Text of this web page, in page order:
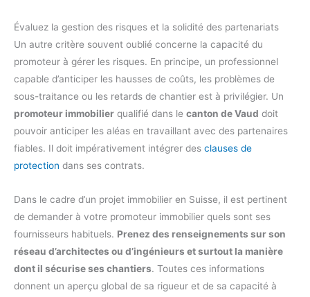
Évaluez la gestion des risques et la solidité des partenariats
Un autre critère souvent oublié concerne la capacité du
promoteur à gérer les risques. En principe, un professionnel
capable d’anticiper les hausses de coûts, les problèmes de
sous-traitance ou les retards de chantier est à privilégier. Un
promoteur immobilier qualifié dans le canton de Vaud doit
pouvoir anticiper les aléas en travaillant avec des partenaires
fiables. Il doit impérativement intégrer des clauses de
protection dans ses contrats.
Dans le cadre d’un projet immobilier en Suisse, il est pertinent
de demander à votre promoteur immobilier quels sont ses
fournisseurs habituels. Prenez des renseignements sur son
réseau d’architectes ou d’ingénieurs et surtout la manière
dont il sécurise ses chantiers. Toutes ces informations
donnent un aperçu global de sa rigueur et de sa capacité à